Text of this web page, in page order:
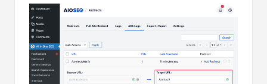
En iyi sonuçlar için, ‘Hedef URL’ kutusuna orijinal
sorgu için en alakalı sayfayı girmeniz ve ardından
‘Yönlendirme Ekle’yi tıklamanız gerekir.